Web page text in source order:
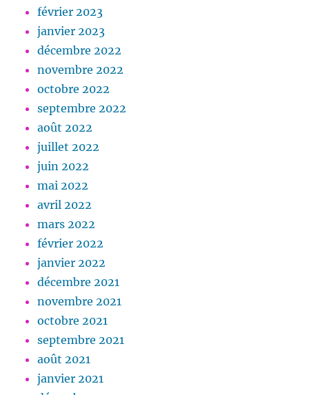
février 2023
janvier 2023
décembre 2022
novembre 2022
octobre 2022
septembre 2022
août 2022
juillet 2022
juin 2022
mai 2022
avril 2022
mars 2022
février 2022
janvier 2022
décembre 2021
novembre 2021
octobre 2021
septembre 2021
août 2021
janvier 2021